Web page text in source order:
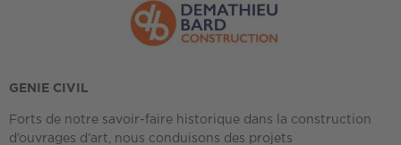
GENIE CIVIL
Forts de notre savoir-faire historique dans la construction
d’ouvrages d’art, nous conduisons des projets